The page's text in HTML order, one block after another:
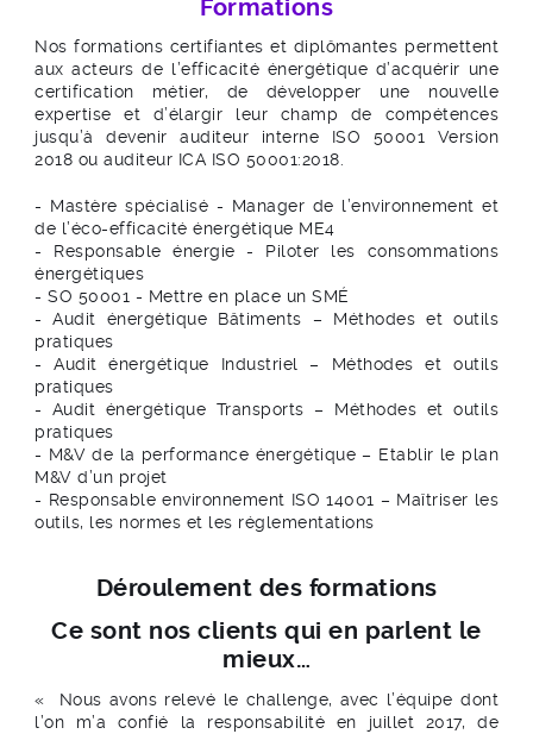
Formations
Nos formations certifiantes et diplômantes permettent
aux acteurs de l’efficacité énergétique d’acquérir une
certification métier, de développer une nouvelle
expertise et d’élargir leur champ de compétences
jusqu’à devenir auditeur interne ISO 50001 Version
2018 ou auditeur ICA ISO 50001:2018.
- Mastère spécialisé - Manager de l’environnement et
de l’éco-efficacité énergétique ME4
- Responsable énergie - Piloter les consommations
énergétiques
- SO 50001 - Mettre en place un SMÉ
- Audit énergétique Bâtiments – Méthodes et outils
pratiques
- Audit énergétique Industriel – Méthodes et outils
pratiques
- Audit énergétique Transports – Méthodes et outils
pratiques
- M&V de la performance énergétique – Etablir le plan
M&V d’un projet
- Responsable environnement ISO 14001 – Maîtriser les
outils, les normes et les réglementations
Déroulement des formations
Ce sont nos clients qui en parlent le
mieux…
« Nous avons relevé le challenge, avec l’équipe dont
l’on m’a confié la responsabilité en juillet 2017, de